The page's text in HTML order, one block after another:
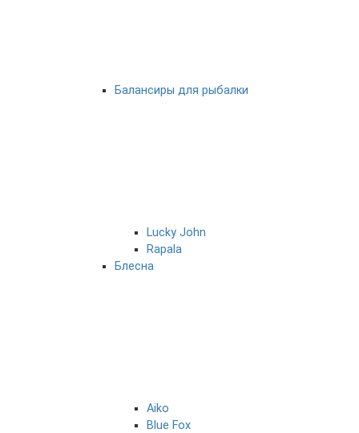
Балансиры для рыбалки
Lucky John
Rapala
Блесна
Aiko
Blue Fox